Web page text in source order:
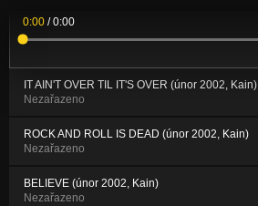
0:00 /0:00
IT AIN'T OVER TIL IT'S OVER (únor 2002, Kain)
Nezařazeno
ROCK AND ROLL IS DEAD (únor 2002, Kain)
Nezařazeno
BELIEVE (únor 2002, Kain)
Nezařazeno